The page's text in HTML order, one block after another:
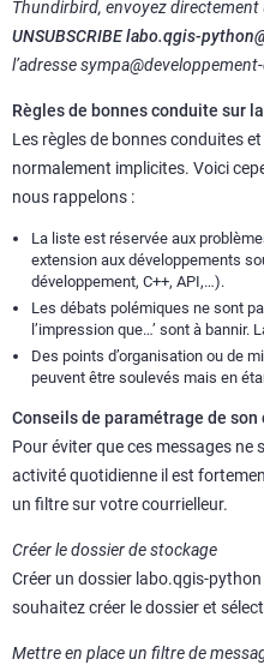
Thundirbird, envoyez directement
UNSUBSCRIBE labo.qgis-
l’adresse
Règles de bonnes conduite sur
Les règles de bonnes conduites
normalement implicites. Voici
nous rappelons :
La liste est réservée aux
extension aux développements
développement, C++, API,…).
Les débats polémiques ne sont
l’impression que…’ sont à bannir.
Des points d’organisation ou de
peuvent être soulevés mais en
Conseils de paramétrage de
Pour éviter que ces messages ne
activité quotidienne il est
un filtre sur votre courrielleur.
Créer le dossier de stockage
Créer un dossier labo.qgis-
souhaitez créer le dossier et
Mettre en place un filtre de